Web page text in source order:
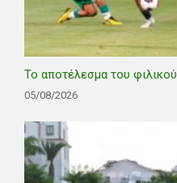
Το αποτέλεσμα του φιλικού
05/08/2026